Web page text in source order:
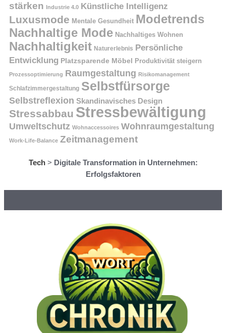
stärken Industrie 4.0 Künstliche Intelligenz
Luxusmode Mentale Gesundheit Modetrends
Nachhaltige Mode Nachhaltiges Wohnen
Nachhaltigkeit Naturerlebnis Persönliche
Entwicklung Platzsparende Möbel Produktivität steigern
Prozessoptimierung Raumgestaltung Risikomanagement
Schlafzimmergestaltung Selbstfürsorge
Selbstreflexion Skandinavisches Design
Stressabbau Stressbewältigung
Umweltschutz Wohnaccessoires Wohnraumgestaltung
Work-Life-Balance Zeitmanagement
Tech> Digitale Transformation in Unternehmen:
Erfolgsfaktoren